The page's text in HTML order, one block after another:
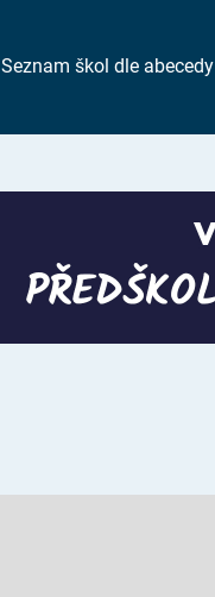
Seznam škol dle abecedy